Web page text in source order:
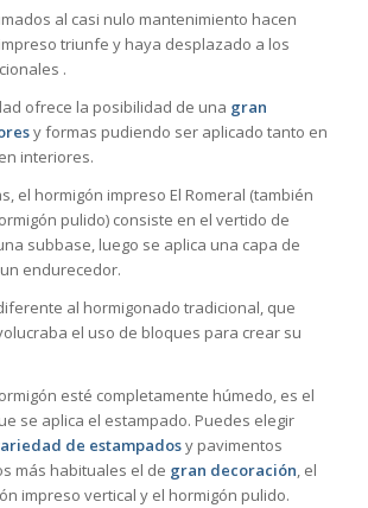
al casi nulo mantenimiento hacen
triunfe y haya desplazado a los
.
ofrece la posibilidad de una gran
y formas pudiendo ser aplicado tanto en
interiores.
el hormigón impreso El Romeral (también
pulido) consiste en el vertido de
subbase, luego se aplica una capa de
endurecedor.
al hormigonado tradicional, que
el uso de bloques para crear su
esté completamente húmedo, es el
se aplica el estampado. Puedes elegir
de estampadosy pavimentos
más habituales el de gran decoración, el
impreso vertical y el hormigón pulido.